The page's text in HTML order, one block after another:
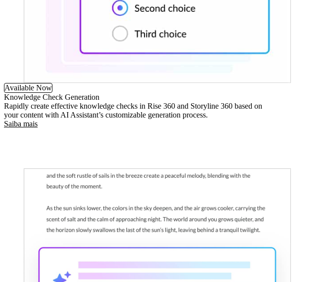
Available Now
Knowledge Check Generation
Rapidly create effective knowledge checks in Rise 360 and Storyline 360 based on
your content with AI Assistant’s customizable generation process.
Saiba mais